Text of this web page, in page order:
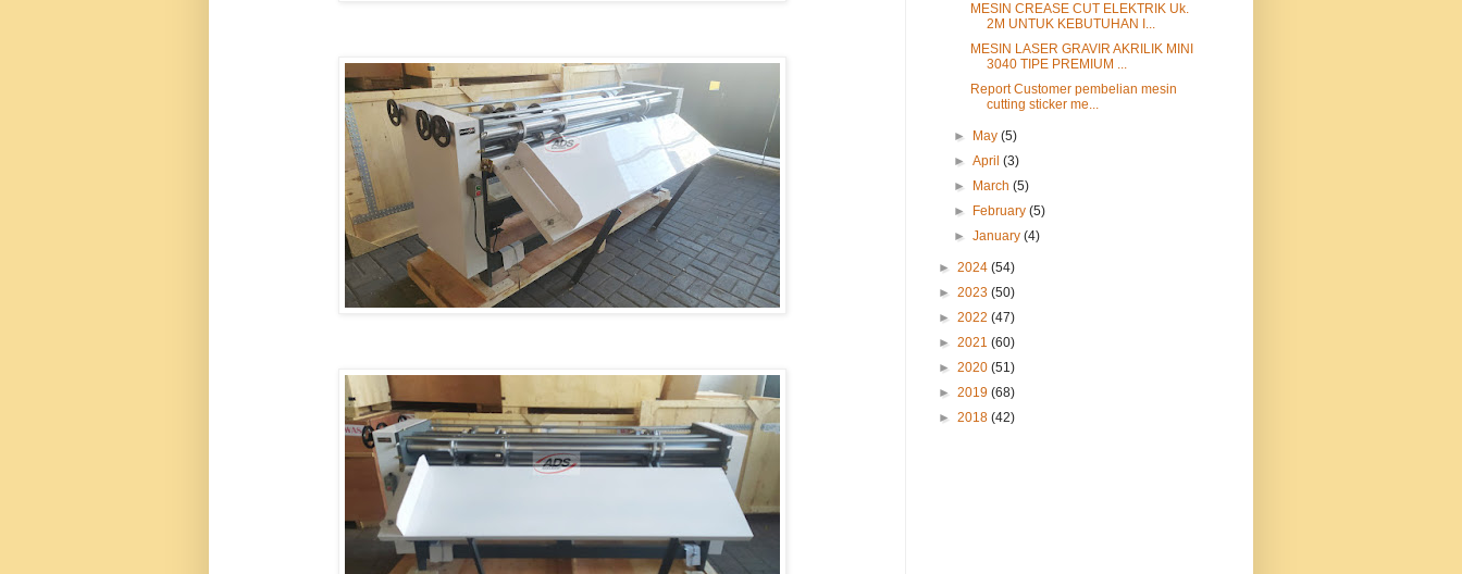
MESIN CREASE CUT ELEKTRIK Uk.
2M UNTUK KEBUTUHAN I...
MESIN LASER GRAVIR AKRILIK MINI
3040 TIPE PREMIUM ...
Report Customer pembelian mesin
cutting sticker me...
► May(5)
►April(3)
►
March(5)
►
February(5)
►January(4)
► 2024 (54)
► 2023 (50)
► 2022 (47)
► 2021 (60)
► 2020 (51)
► 2019 (68)
► 2018 (42)